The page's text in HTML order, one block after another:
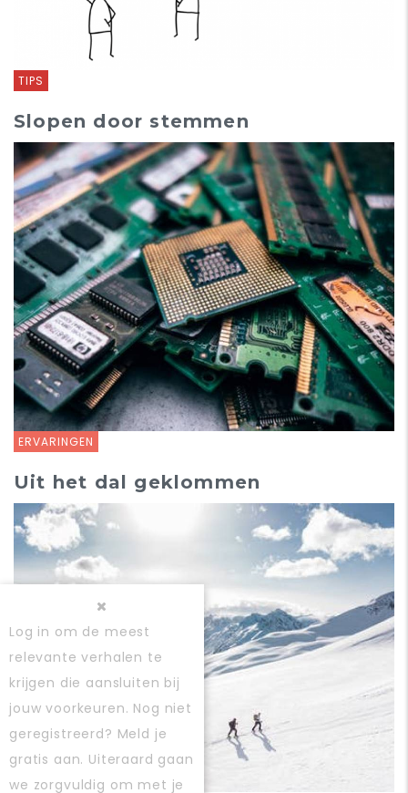
TIPS
ERVARINGEN
Slopen door stemmen
Uit het dal geklommen
Log in om de meest
relevante verhalen te
krijgen die aansluiten bij
jouw voorkeuren. Nog niet
geregistreerd? Meld je
gratis aan. Uiteraard gaan
we zorgvuldig om met je